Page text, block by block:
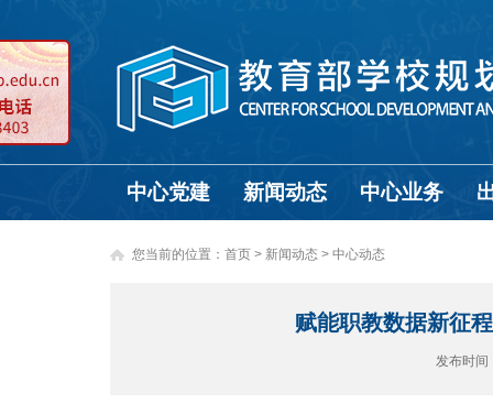
中心党建 新闻动态 中心业务
您当前的位置： 首页 > 新闻动态 > 中心动态
赋能职教数据新征
发布时